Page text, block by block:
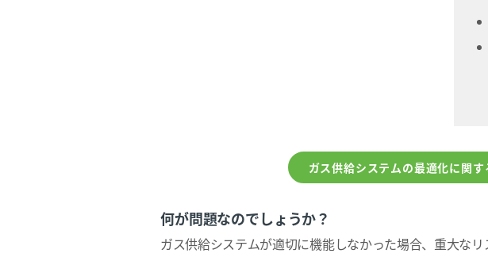
ガス供給システムの最適化に関
何が問題なのでしょうか？
ガス供給システムが適切に機能しなかった場合、重大なリ